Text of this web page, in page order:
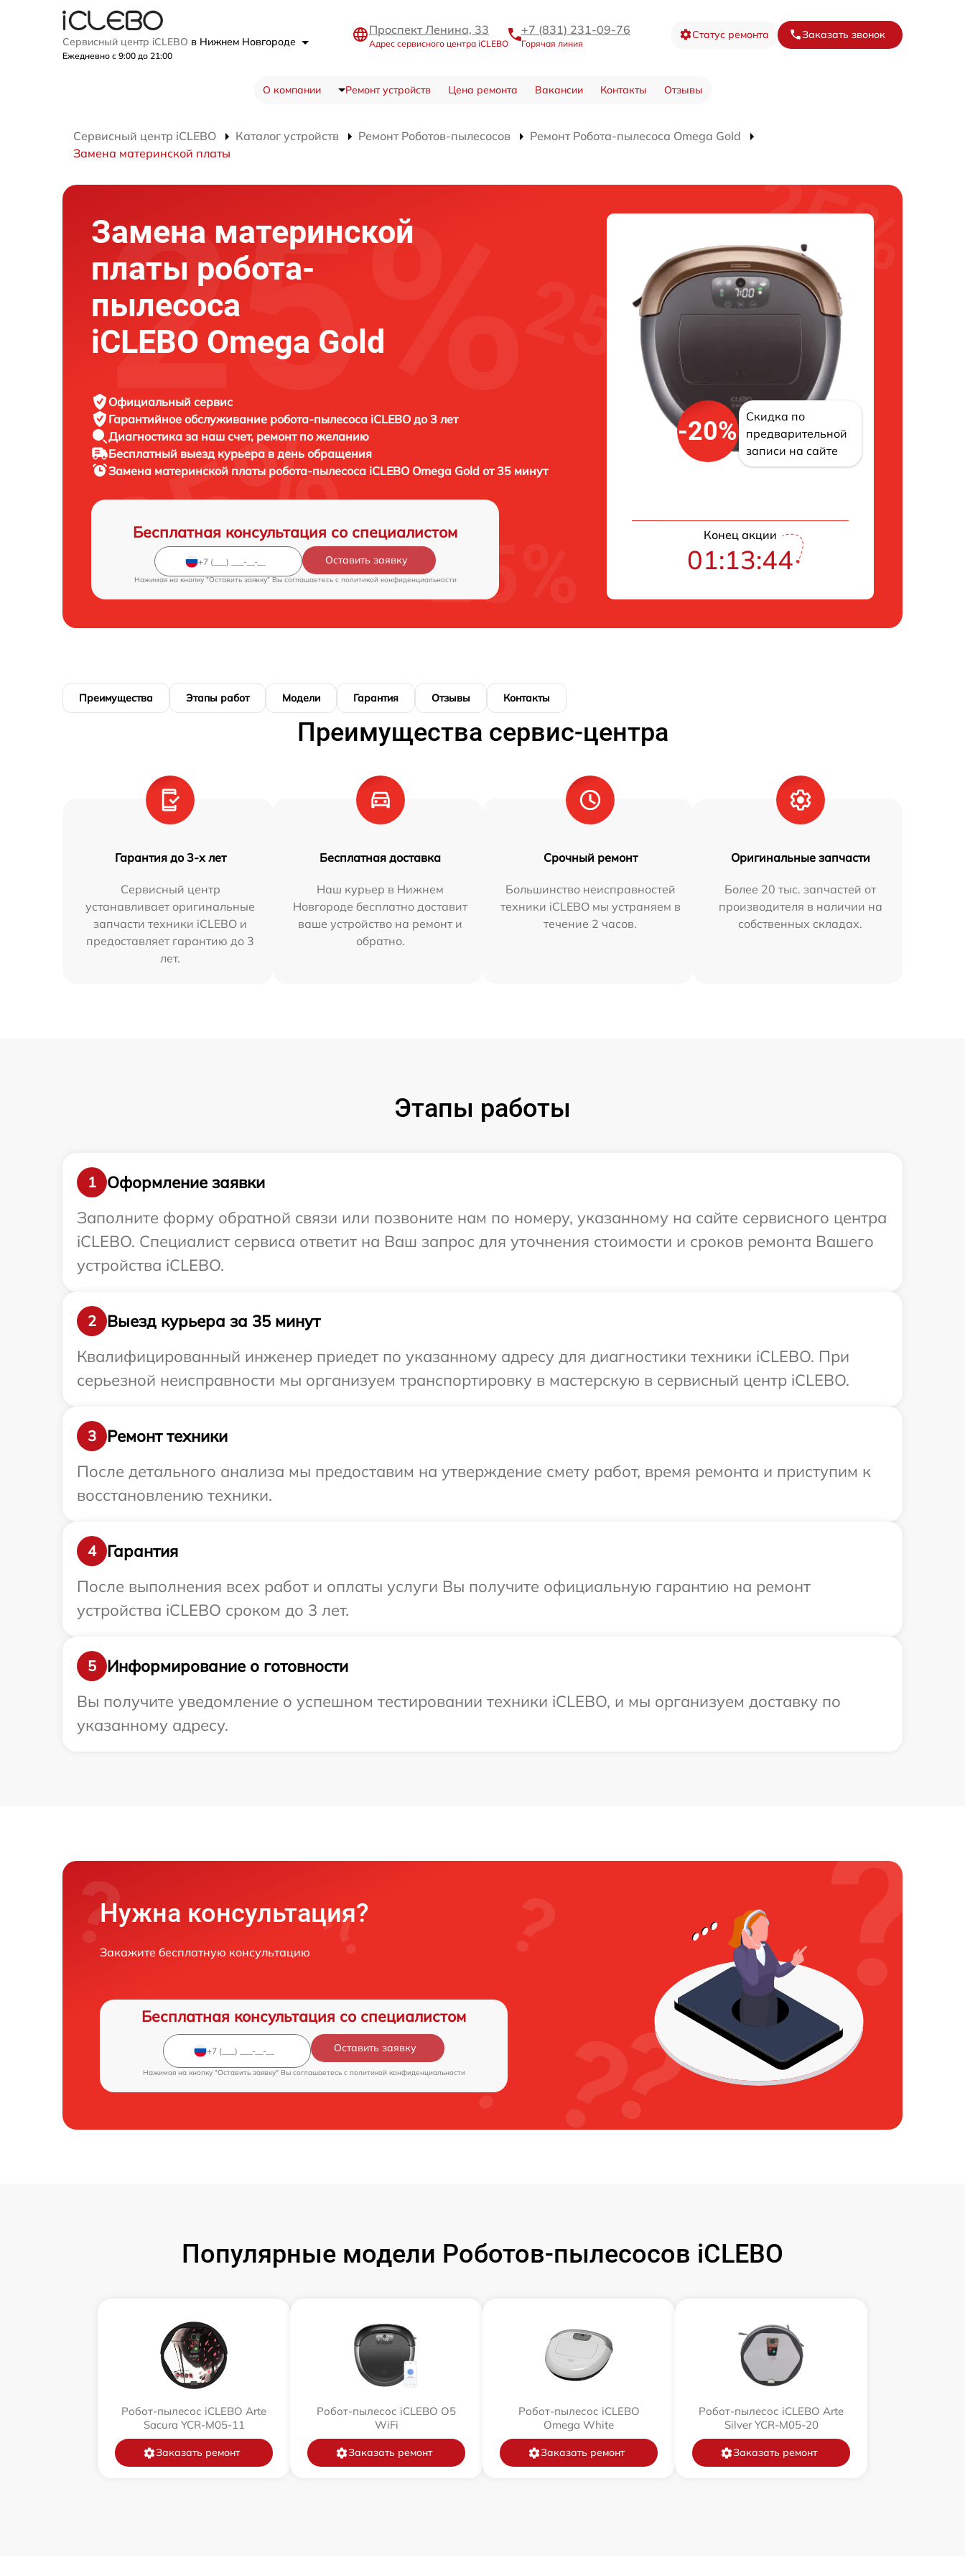
Сервисный центр iCLEBO в Нижнем Новгороде
Ежедневно с 9:00 до 21:00
Проспект Ленина, 33
Адрес сервисного центра iCLEBO
+7 (831) 231-09-76
Горячая линия
Статус ремонта Заказать звонок
О компании Ремонт устройств Цена ремонта Вакансии Контакты Отзывы
Сервисный центр iCLEBO Каталог устройств Ремонт Роботов-пылесосов
Ремонт Робота-пылесоса Omega Gold
Замена материнской платы
Замена материнской
платы робота-
пылесоса
iCLEBO Omega Gold
Официальный сервис
Гарантийное обслуживание робота-пылесоса iCLEBO до 3 лет
Диагностика за наш счет, ремонт по желанию
Бесплатный выезд курьера в день обращения
Замена материнской платы робота-пылесоса iCLEBO Omega Gold от 35 минут
Бесплатная консультация со специалистом
Оставить заявку
Нажимая на кнопку "Оставить заявку" Вы соглашаетесь c политикой конфиденциальности
-20%
Скидка по
предварительной
записи на сайте
Конец акции
01:13:43
Преимущества Этапы работ Модели Гарантия Отзывы Контакты
Преимущества сервис-центра
Гарантия до 3-х лет
Сервисный центр
устанавливает оригинальные
запчасти техники iCLEBO и
предоставляет гарантию до 3
лет.
Бесплатная доставка
Наш курьер в Нижнем
Новгороде бесплатно доставит
ваше устройство на ремонт и
обратно.
Срочный ремонт
Большинство неисправностей
техники iCLEBO мы устраняем в
течение 2 часов.
Оригинальные запчасти
Более 20 тыс. запчастей от
производителя в наличии на
собственных складах.
Этапы работы
1
Оформление заявки
Заполните форму обратной связи или позвоните нам по номеру, указанному на сайте сервисного центра
iCLEBO. Специалист сервиса ответит на Ваш запрос для уточнения стоимости и сроков ремонта Вашего
устройства iCLEBO.
2
Выезд курьера за 35 минут
Квалифицированный инженер приедет по указанному адресу для диагностики техники iCLEBO. При
серьезной неисправности мы организуем транспортировку в мастерскую в сервисный центр iCLEBO.
3
Ремонт техники
После детального анализа мы предоставим на утверждение смету работ, время ремонта и приступим к
восстановлению техники.
4
Гарантия
После выполнения всех работ и оплаты услуги Вы получите официальную гарантию на ремонт
устройства iCLEBO сроком до 3 лет.
5
Информирование о готовности
Вы получите уведомление о успешном тестировании техники iCLEBO, и мы организуем доставку по
указанному адресу.
Нужна консультация?
Закажите бесплатную консультацию
Бесплатная консультация со специалистом
Оставить заявку
Нажимая на кнопку "Оставить заявку" Вы соглашаетесь c политикой конфиденциальности
Популярные модели Роботов-пылесосов iCLEBO
Робот-пылесос iCLEBO Arte
Sacura YCR-M05-11
Заказать ремонт
Робот-пылесос iCLEBO O5
WiFi
Заказать ремонт
Робот-пылесос iCLEBO
Omega White
Заказать ремонт
Робот-пылесос iCLEBO Arte
Silver YCR-M05-20
Заказать ремонт